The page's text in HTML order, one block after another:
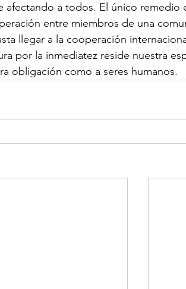
afectando a todos. El único remedio
entre miembros de una
llegar a la cooperación
por la inmediatez reside nuestra
obligación como a seres humanos.